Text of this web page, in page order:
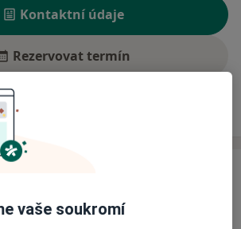
Kontaktní údaje
Rezervovat termín
Adresy
a cenách nejsou k dispozici
vaše soukromí